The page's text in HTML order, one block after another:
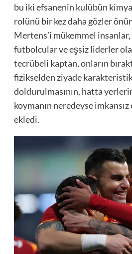
bu iki efsanenin kulübün
rolünü bir kez daha gözler
Mertens’i mükemmel
futbolcular ve eşsiz liderler
tecrübeli kaptan, onların
fizikselden ziyade
doldurulmasının, hatta
koymanın neredeyse
ekledi.